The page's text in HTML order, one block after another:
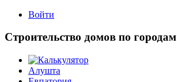
Войти
Строительство домов по городам
Алушта